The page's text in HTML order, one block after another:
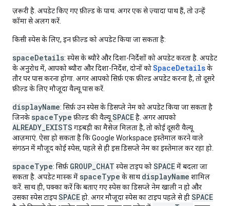
ज़रूरी है. अपडेट किए गए फ़ील्ड के पाथ. अगर एक से ज़्यादा पाथ हैं, तो उन्हें
कॉमा से अलग करें.
किसी स्पेस के लिए, इन फ़ील्ड को अपडेट किया जा सकता है:
spaceDetails: स्पेस के ब्यौरे और दिशा-निर्देशों को अपडेट करता है. अपडेट
के अनुरोध में, आपको ब्यौरा और दिशा-निर्देश, दोनों कोSpaceDetailsके
तौर पर पास करना होगा. अगर आपको सिर्फ़ एक फ़ील्ड अपडेट करना है, तो दूसरे
फ़ील्ड के लिए मौजूदा वैल्यू पास करें.
displayName: सिर्फ़ उन स्पेस के डिसप्ले नेम को अपडेट किया जा सकता है
जिनके spaceType फ़ील्ड की वैल्यूSPACEहै. अगर आपको
ALREADY_EXISTS गड़बड़ी का मैसेज मिलता है, तो कोई दूसरी वैल्यू
आज़माएं. ऐसा हो सकता है कि Google Workspace इस्तेमाल करने वाले
संगठन में मौजूद कोई स्पेस, पहले से ही इस डिसप्ले नेम का इस्तेमाल कर रहा हो.
spaceType: सिर्फ़ GROUP_CHAT स्पेस टाइप कोSPACEमें बदला जा
सकता है. अपडेट मास्क में spaceType के साथ displayName शामिल
करें. साथ ही, पक्का करें कि बताए गए स्पेस का डिसप्ले नेम खाली न हो और
उसका स्पेस टाइपSPACEहो. अगर मौजूदा स्पेस का टाइप पहले से हीSPACE